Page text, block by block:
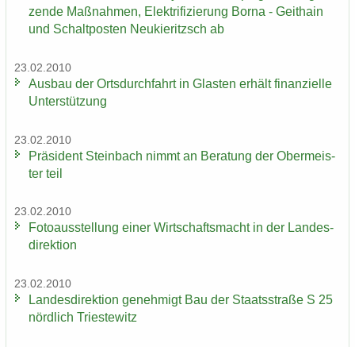
zen­de Maß­nah­men, Elek­tri­fi­zie­rung Borna - Geit­hain
und Schalt­pos­ten Neu­kie­ritzsch ab
23.02.2010
Aus­bau der Orts­durch­fahrt in Glas­ten er­hält fi­nan­zi­el­le
Un­ter­stüt­zung
23.02.2010
Prä­si­dent Stein­bach nimmt an Be­ra­tung der Ober­meis­
ter teil
23.02.2010
Fo­to­aus­stel­lung einer Wirt­schafts­macht in der Lan­des­
di­rek­ti­on
23.02.2010
Lan­des­di­rek­ti­on ge­neh­migt Bau der Staats­stra­ße S 25
nörd­lich Tri­es­te­witz